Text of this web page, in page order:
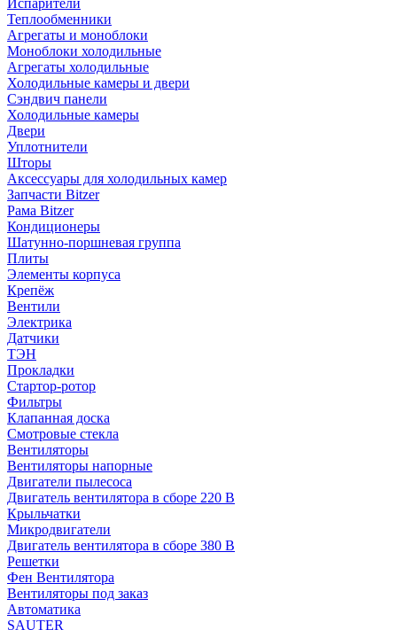
Испарители
Теплообменники
Агрегаты и моноблоки
Моноблоки холодильные
Агрегаты холодильные
Холодильные камеры и двери
Сэндвич панели
Холодильные камеры
Двери
Уплотнители
Шторы
Аксессуары для холодильных камер
Запчасти Bitzer
Рама Bitzer
Кондиционеры
Шатунно-поршневая группа
Плиты
Элементы корпуса
Крепёж
Вентили
Электрика
Датчики
ТЭН
Прокладки
Стартор-ротор
Фильтры
Клапанная доска
Смотровые стекла
Вентиляторы
Вентиляторы напорные
Двигатели пылесоса
Двигатель вентилятора в сборе 220 В
Крыльчатки
Микродвигатели
Двигатель вентилятора в сборе 380 В
Решетки
Фен Вентилятора
Вентиляторы под заказ
Автоматика
SAUTER